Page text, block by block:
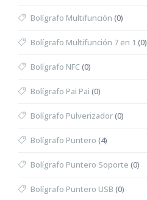
Bolígrafo Multifunción (0)
Bolígrafo Multifunción 7 en 1 (0)
Bolígrafo NFC(0)
Bolígrafo Pai Pai (0)
Bolígrafo Pulverizador(0)
Bolígrafo Puntero (4)
Bolígrafo Puntero Soporte (0)
Bolígrafo Puntero USB (0)